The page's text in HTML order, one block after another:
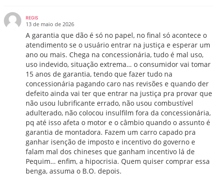
REGIS
13 de maio de 2026
A garantia que dão é só no papel, no final só acontece o
atendimento se o usuário entrar na justiça e esperar um
ano ou mais. Chega na concessionária, tudo é mal uso,
uso indevido, situação extrema… o consumidor vai tomar
15 anos de garantia, tendo que fazer tudo na
concessionária pagando caro nas revisões e quando der
defeito ainda vai ter que entrar na justiça pra provar que
não usou lubrificante errado, não usou combustível
adulterado, não colocou insulfilm fora da concessionária,
pq até isso afeta o motor e o câmbio quando o assunto é
garantia de montadora. Fazem um carro capado pra
ganhar isenção de imposto e incentivo do governo e
falam mal dos chineses que ganham incentivo lá de
Pequim… enfim, a hipocrisia. Quem quiser comprar essa
benga, assuma o B.O. depois.